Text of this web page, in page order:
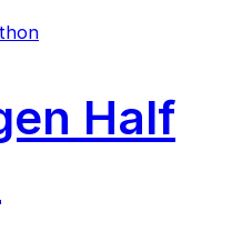
Half